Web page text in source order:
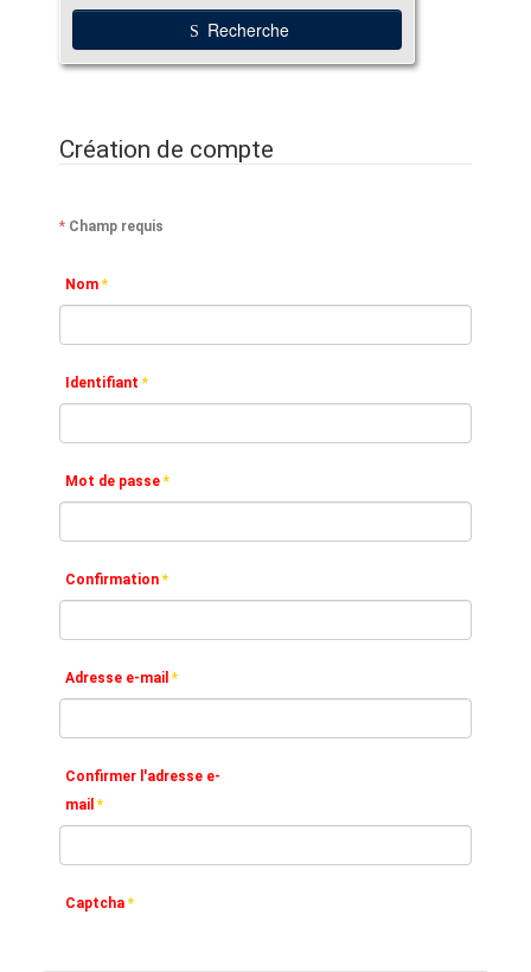
Recherche
Création de compte
* Champ requis
Nom *
Identifiant *
Mot de passe *
Confirmation *
Adresse e-mail *
Confirmer l'adresse e-
mail *
Captcha *